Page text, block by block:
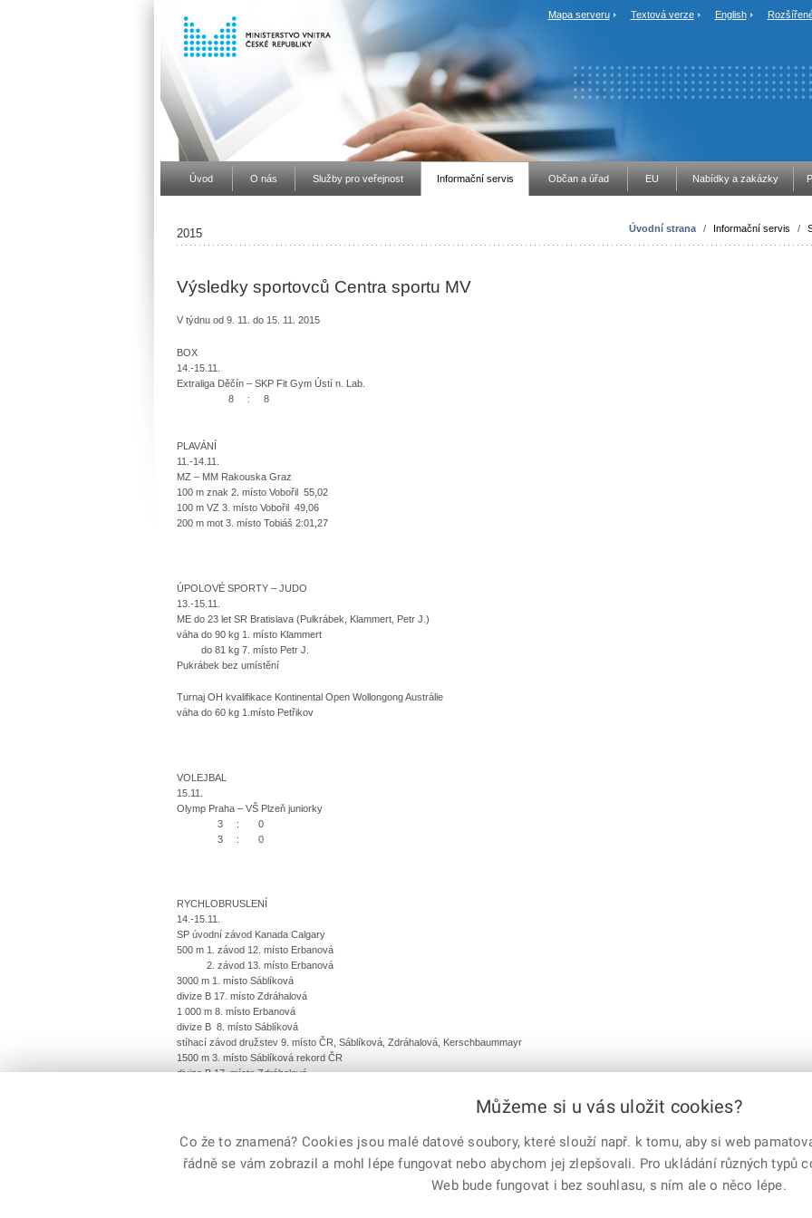
Mapa serveru Textová verze English
Úvod O nás Služby pro veřejnost Informační servis Občan a úřad EU Nabídky a zakázky
Úvodní strana / Informační servis /
2015
Výsledky sportovců Centra sportu MV
V týdnu od 9. 11. do 15. 11. 2015
BOX
14.-15.11.
Extraliga Děčín – SKP Fit Gym Ústí n. Lab.
8 : 8
PLAVÁNÍ
11.-14.11.
MZ – MM Rakouska Graz
100 m znak 2. místo Vobořil 55,02
100 m VZ 3. místo Vobořil 49,06
200 m mot 3. místo Tobiáš 2:01,27
ÚPOLOVÉ SPORTY – JUDO
13.-15.11.
ME do 23 let SR Bratislava (Pulkrábek, Klammert, Petr J.)
váha do 90 kg 1. místo Klammert
do 81 kg 7. místo Petr J.
Pukrábek bez umístění
Turnaj OH kvalifikace Kontinental Open Wollongong Austrálie
váha do 60 kg 1.místo Petřikov
VOLEJBAL
15.11.
Olymp Praha – VŠ Plzeň juniorky
3 : 0
3 : 0
RYCHLOBRUSLENÍ
14.-15.11.
SP úvodní závod Kanada Calgary
500 m 1. závod 12. místo Erbanová
2. závod 13. místo Erbanová
3000 m 1. místo Sáblíková
divize B 17. místo Zdráhalová
1 000 m 8. místo Erbanová
divize B 8. místo Sáblíková
stíhací závod družstev 9. místo ČR, Sáblíková, Zdráhalová, Kerschbaummayr
1500 m 3. místo Sáblíková rekord ČR
divize B 17. místo Zdráhalová
vytisknout
e-mailem
Corp.
Facebook
Můžeme si u vás uložit cookies?
Co že to znamená? Cookies jsou malé datové soubory, které slouží např. k tomu, aby si web
řádně se vám zobrazil a mohl lépe fungovat nebo abychom jej zlepšovali. Pro ukládání různých typů
Web bude fungovat i bez souhlasu, s ním ale o něco lépe.